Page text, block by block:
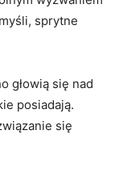
sprytne
głowią się nad
posiadają.
się